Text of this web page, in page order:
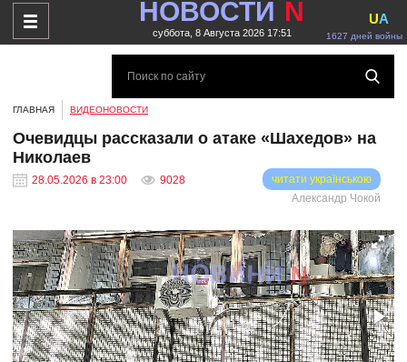
НОВОСТИ N
суббота, 8 Августа 2026 17:51 1627 дней войны
UA
ГЛАВНАЯ ВИДЕОНОВОСТИ
Очевидцы рассказали о атаке «Шахедов» на
Николаев
28.05.2026 в 23:00 9028
читати українською
Александр Чокой